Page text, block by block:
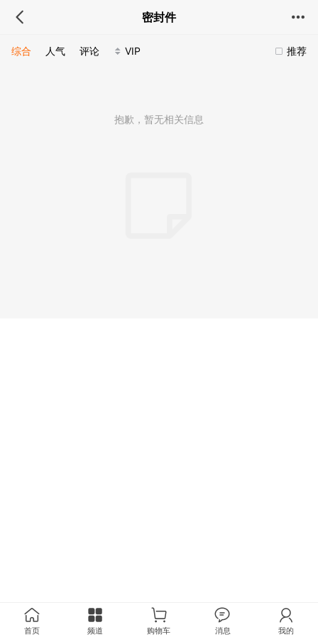
密封件
推荐
综合 人气 评论 VIP
抱歉，暂无相关信息
首页 频道 购物车 消息 我的